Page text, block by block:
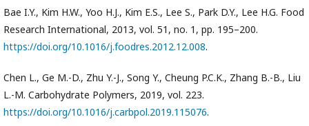
Bae I.Y., Kim H.W., Yoo H.J., Kim E.S., Lee S., Park D.Y., Lee H.G. Food
Research International, 2013, vol. 51, no. 1, pp. 195–200.
https://doi.org/10.1016/j.foodres.2012.12.008.
Chen L., Ge M.-D., Zhu Y.-J., Song Y., Cheung P.C.K., Zhang B.-B., Liu
L.-M. Carbohydrate Polymers, 2019, vol. 223.
https://doi.org/10.1016/j.carbpol.2019.115076.